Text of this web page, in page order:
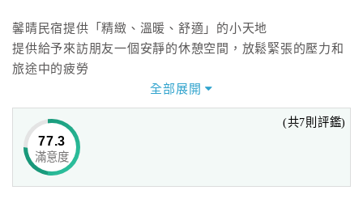
馨晴民宿提供「精緻、溫暖、舒適」的小天地
提供給予來訪朋友一個安靜的休憩空間，放鬆緊張的壓力和
旅途中的疲勞
提供您溫馨的住宿、寬敞的空間、旅程專業諮詢與知性導覽
服務。
歡迎大家來一趟身心靈之旅
身處花蓮觀光景點之中心，北上遊玩、或是南下賞景的最佳
起點…
全部展開
77.3
滿意度
(共7則評鑑)